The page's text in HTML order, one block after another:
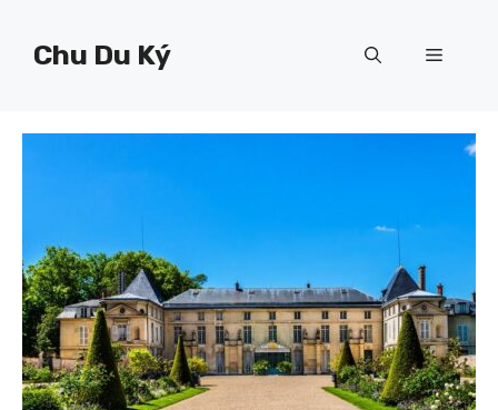
Chu Du Ký Menu